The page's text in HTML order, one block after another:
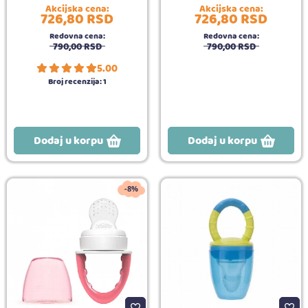
Akcijska cena:
726,80RSD
Redovna cena:
790,00RSD
5.00
Broj recenzija:1
Dodaj u korpu
Akcijska cena:
726,80RSD
Redovna cena:
790,00RSD
Dodaj u korpu
-8%